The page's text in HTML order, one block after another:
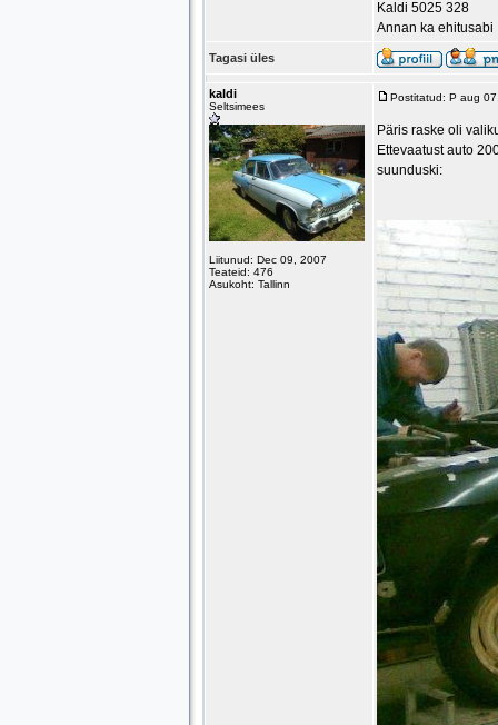
Kaldi 5025 328
Annan ka ehitusabi
Tagasi üles
kaldi
Seltsimees
Liitunud: Dec 09, 2007
Teateid: 476
Asukoht: Tallinn
Postitatud: P aug
Päris raske oli
Ettevaatust auto
suunduski: